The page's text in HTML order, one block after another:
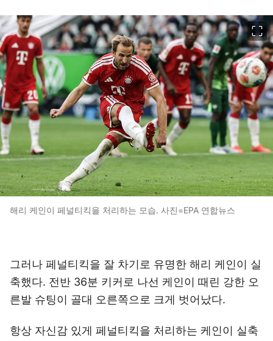
해리 케인이 페널티킥을 처리하는 모습. 사진=EPA 연합뉴스
그러나 페널티킥을 잘 차기로 유명한 해리 케인이 실
축했다. 전반 36분 키커로 나선 케인이 때린 강한 오
른발 슈팅이 골대 오른쪽으로 크게 벗어났다.
항상 자신감 있게 페널티킥을 처리하는 케인이 실축